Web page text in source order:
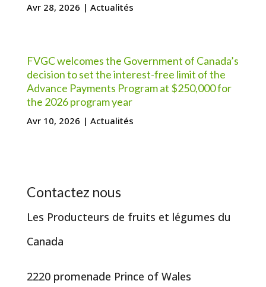
Avr 28, 2026 | Actualités
FVGC welcomes the Government of Canada’s
decision to set the interest-free limit of the
Advance Payments Program at $250,000 for
the 2026 program year
Avr 10, 2026 | Actualités
Contactez nous
Les Producteurs de fruits et légumes du
Canada
2220 promenade Prince of Wales